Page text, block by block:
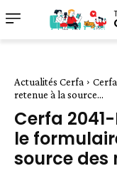
Actualités Cerfa
retenue à la source...
Cerfa
le
source des